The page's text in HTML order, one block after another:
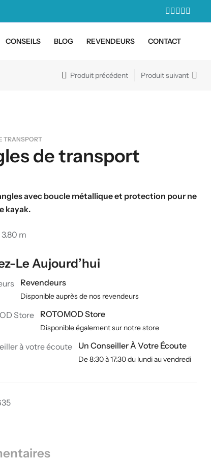
CONSEILS BLOG REVENDEURS CONTACT
Produit précédent Produit suivant
TRANSPORT
de transport
avec boucle métallique et protection pour ne
kayak.
m
Le Aujourd’hui
Revendeurs
Disponible auprès de nos revendeurs
ROTOMOD Store
Disponible également sur notre store
Un Conseiller À Votre Écoute
De 8:30 à 17:30 du lundi au vendredi